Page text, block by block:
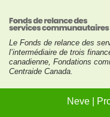
Le Fonds de relance des
l’intermédiaire de trois
canadienne, Fondations
Centraide Canada.
Neve |